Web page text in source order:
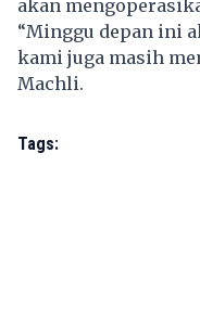
akan
“Minggu depan ini
kami juga masih
Machli.
Tags: